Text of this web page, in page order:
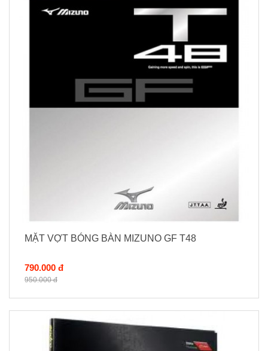
MẶT VỢT BÓNG BÀN MIZUNO GF T48
790.000 đ
950.000 đ